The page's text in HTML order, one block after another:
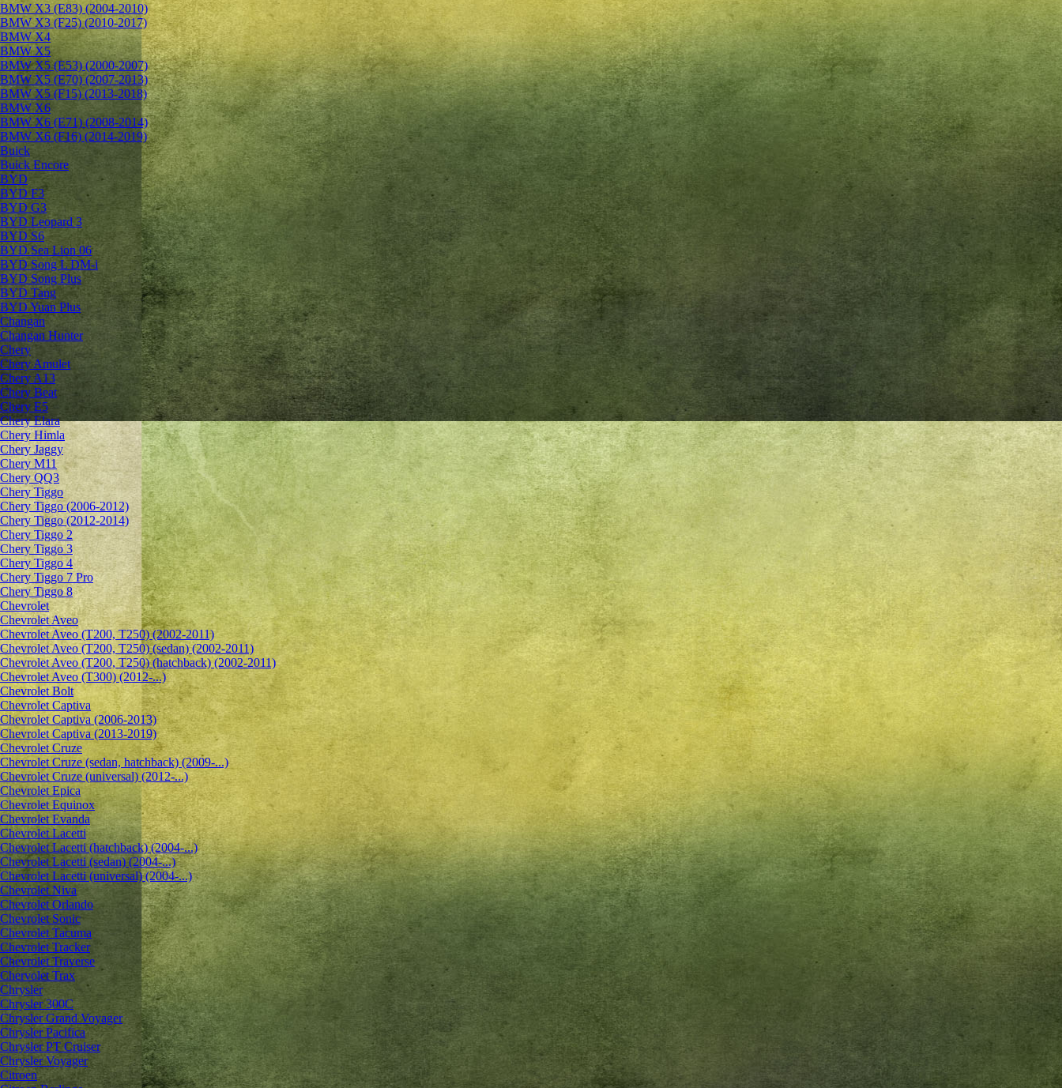
BMW X3 (E83) (2004-2010)
BMW X3 (F25) (2010-2017)
BMW X4
BMW X5
BMW X5 (E53) (2000-2007)
BMW X5 (E70) (2007-2013)
BMW X5 (F15) (2013-2018)
BMW X6
BMW X6 (E71) (2008-2014)
BMW X6 (F16) (2014-2019)
Buick
Buick Encore
BYD
BYD F3
BYD G3
BYD Leopard 3
BYD S6
BYD Sea Lion 06
BYD Song L DM-i
BYD Song Plus
BYD Tang
BYD Yuan Plus
Changan
Changan Hunter
Chery
Chery Amulet
Chery A13
Chery Beat
Chery E5
Chery Elara
Chery Himla
Chery Jaggy
Chery M11
Chery QQ3
Chery Tiggo
Chery Tiggo (2006-2012)
Chery Tiggo (2012-2014)
Chery Tiggo 2
Chery Tiggo 3
Chery Tiggo 4
Chery Tiggo 7 Pro
Chery Tiggo 8
Chevrolet
Сhevrolet Aveo
Chevrolet Aveo (T200, T250) (2002-2011)
Chevrolet Aveo (T200, T250) (sedan) (2002-2011)
Chevrolet Aveo (T200, T250) (hatchback) (2002-2011)
Chevrolet Aveo (T300) (2012-...)
Chevrolet Bolt
Chevrolet Captiva
Chevrolet Captiva (2006-2013)
Chevrolet Captiva (2013-2019)
Chevrolet Cruze
Chevrolet Cruze (sedan, hatchback) (2009-...)
Chevrolet Cruze (universal) (2012-...)
Chevrolet Epiсa
Chevrolet Equinox
Chevrolet Evanda
Chevrolet Lacetti
Chevrolet Lacetti (hatchback) (2004-...)
Chevrolet Lacetti (sedan) (2004-...)
Chevrolet Lacetti (universal) (2004-...)
Chevrolet Niva
Chevrolet Orlando
Chevrolet Sonic
Chevrolet Tacuma
Chevrolet Tracker
Chevrolet Traverse
Chervolet Trax
Chrysler
Chrysler 300C
Chrysler Grand Voyager
Chrysler Pacifica
Chrysler PT Cruiser
Chrysler Voyager
Citroen